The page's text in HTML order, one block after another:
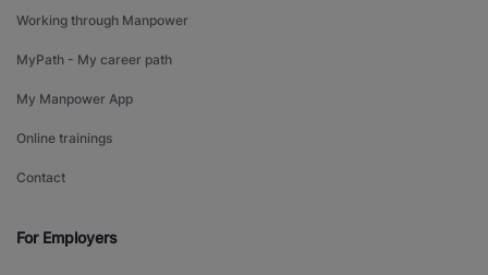
Working through Manpower
MyPath - My career path
My Manpower App
Online trainings
Contact
For Employers